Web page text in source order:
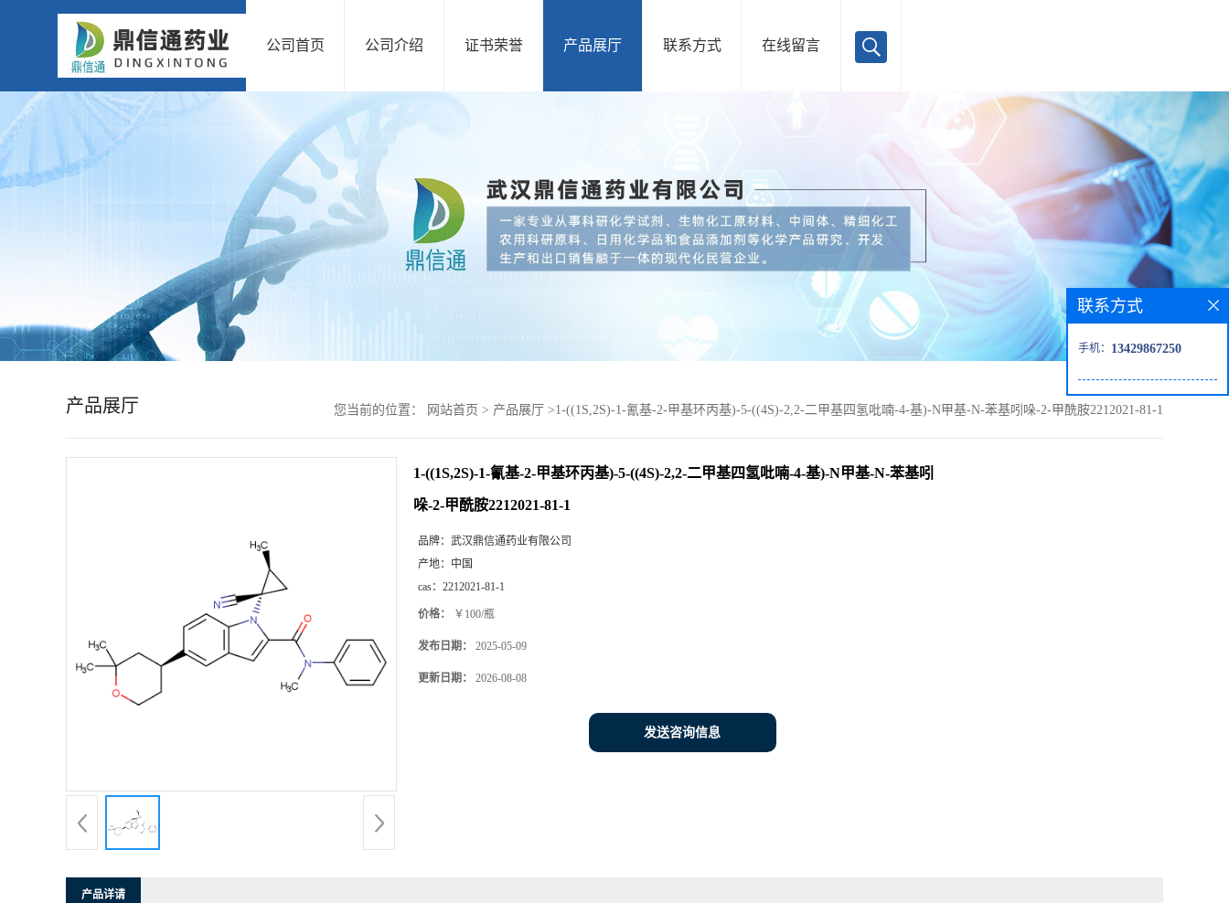
公司首页 公司介绍 证书荣誉 产品展厅 联系方式 在线留言
产品展厅 您当前的位置： 网站首页 > 产品展厅 >1-((1S,2S)-1-氰基-2-甲基环丙基)-5-((4S)-2,2-二甲基四氢吡喃-4-基)-N甲基-N-苯基吲哚-2-甲酰胺2212021-81-1
1-((1S,2S)-1-氰基-2-甲基环丙基)-5-((4S)-2,2-二甲基四氢吡喃-4-基)-N甲基-N-苯基吲
哚-2-甲酰胺2212021-81-1
品牌： 武汉鼎信通药业有限公司
产地： 中国
cas： 2212021-81-1
价格： ￥100/瓶
发布日期： 2025-05-09
更新日期： 2026-08-08
发送咨询信息
产品详请
联系方式
手机： 13429867250